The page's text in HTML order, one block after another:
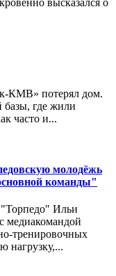
высказался о
КМВ» потерял дом.
где жили
часто и...
молодёжь
команды"
Ильи
медиакомандой
тренировочных
нагрузку,...